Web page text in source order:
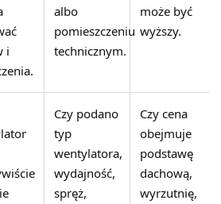
i
albo
pomieszczeniu
technicznym.
może być
wyższy.
Czy podano
typ
wentylatora,
wydajność,
spręż,
Czy cena
obejmuje
podstawę
dachową,
wyrzutnię,